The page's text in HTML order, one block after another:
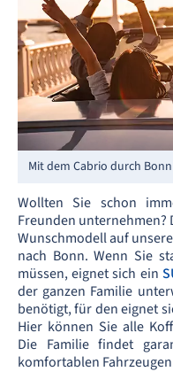
Mit dem Cabrio durch Bonn
Wollten Sie schon
Freunden unternehmen?
Wunschmodell auf
nach Bonn. Wenn Sie
müssen, eignet sich ein
der ganzen Familie
benötigt, für den eignet
Hier können Sie alle
Die Familie findet
komfortablen